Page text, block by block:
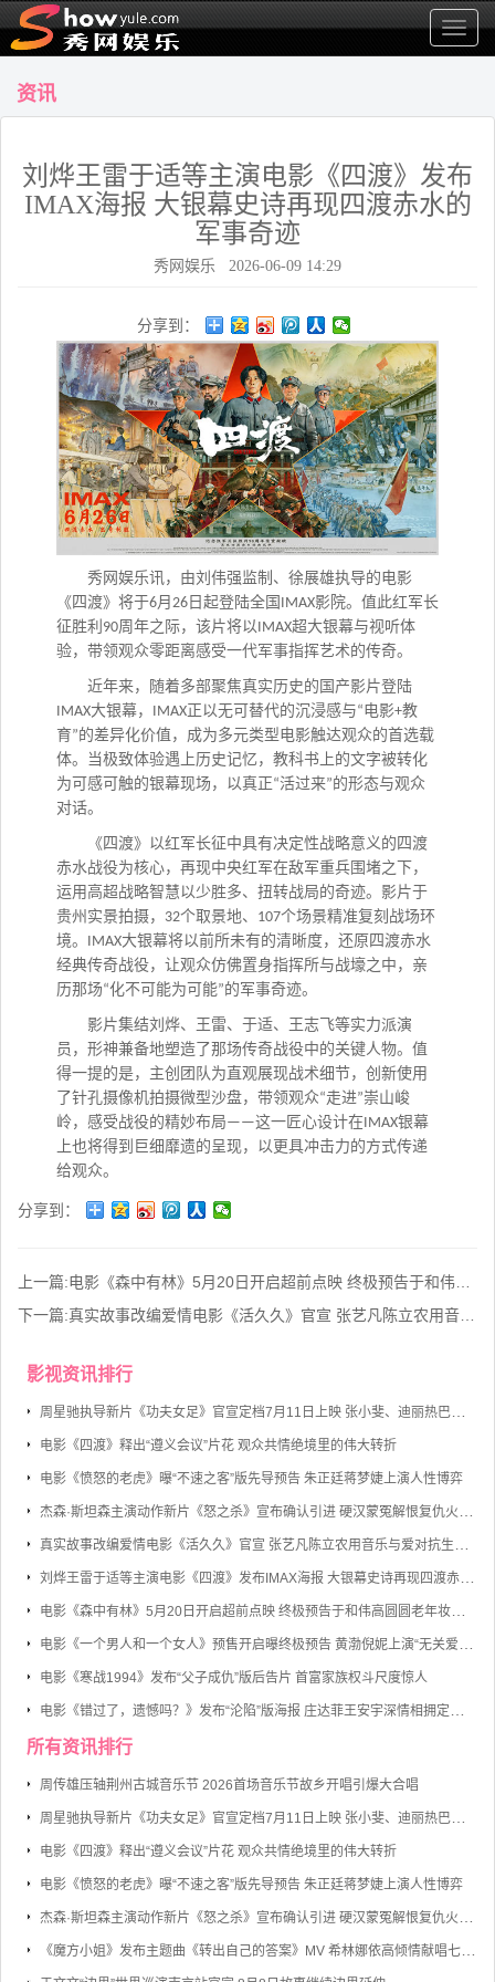
显
示
资讯
刘烨王雷于适等主演电影《四渡》发布
IMAX海报 大银幕史诗再现四渡赤水的
军事奇迹
秀网娱乐 2026-06-09 14:29
分享到：
秀网娱乐讯， 由刘伟强监制、徐展雄执导的电影
《四渡》将于6月 26 日起登陆全国 IMAX影院。值此红军长
征胜利 90周年之际，该片将以IMAX超大银幕与视听体
验，带领观众零距离感受一代军事指挥艺术的传奇。
近年来，随着多部聚焦真实历史的国产影片登陆
IMAX大银幕， IMAX正以无可替代的沉浸感与“电影+教
育”的差异化价值，成为多元类型电影触达观众的首选载
体。当极致体验遇上历史记忆，教科书上的文字被转化
为可感可触的银幕现场，以真正“活过来”的形态与观众
对话。
《四渡》以红军长征中具有决定性战略意义的四渡
赤水战役为核心，再现中央红军在敌军重兵围堵之下，
运用高超战略智慧以少胜多、扭转战局的奇迹。影片于
贵州实景拍摄， 32个取景地、 107个场景精准复刻战场环
境。 IMAX大银幕将以前所未有的清晰度，还原四渡赤水
经典传奇战役，让观众仿佛置身指挥所与战壕之中，亲
历那场“化不可能为可能”的军事奇迹。
影片集结刘烨、王雷、于适、王志飞等实力派演
员，形神兼备地塑造了那场传奇战役中的关键人物。值
得一提的是，主创团队为直观展现战术细节，创新使用
了针孔摄像机拍摄微型沙盘，带领观众“走进”崇山峻
岭，感受战役的精妙布局——这一匠心设计在IMAX银幕
上也将得到巨细靡遗的呈现，以更具冲击力的方式传递
给观众。
分享到：
上一篇:电影《森中有林》5月20日开启超前点映 终极预告于和伟高圆圆老年妆首度曝光
下一篇:真实故事改编爱情电影《活久久》官宣 张艺凡陈立农用音乐与爱对抗生命倒计时
影视资讯排行
周星驰执导新片《功夫女足》官宣定档7月11日上映 张小斐、迪丽热巴、张艺兴领衔主演
电影《四渡》释出“遵义会议”片花 观众共情绝境里的伟大转折
电影《愤怒的老虎》曝“不速之客”版先导预告 朱正廷蒋梦婕上演人性博弈
杰森·斯坦森主演动作新片《怒之杀》宣布确认引进 硬汉蒙冤解恨复仇火力全开
真实故事改编爱情电影《活久久》官宣 张艺凡陈立农用音乐与爱对抗生命倒计时
刘烨王雷于适等主演电影《四渡》发布IMAX海报 大银幕史诗再现四渡赤水的军事奇迹
电影《森中有林》5月20日开启超前点映 终极预告于和伟高圆圆老年妆首度曝光
电影《一个男人和一个女人》预售开启曝终极预告 黄渤倪妮上演“无关爱情的邂逅”
电影《寒战1994》发布“父子成仇”版后告片 首富家族权斗尺度惊人
电影《错过了，遗憾吗？》发布“沦陷”版海报 庄达菲王安宇深情相拥定格心动瞬间
所有资讯排行
周传雄压轴荆州古城音乐节 2026首场音乐节故乡开唱引爆大合唱
周星驰执导新片《功夫女足》官宣定档7月11日上映 张小斐、迪丽热巴、张艺兴领衔主演
电影《四渡》释出“遵义会议”片花 观众共情绝境里的伟大转折
电影《愤怒的老虎》曝“不速之客”版先导预告 朱正廷蒋梦婕上演人性博弈
杰森·斯坦森主演动作新片《怒之杀》宣布确认引进 硬汉蒙冤解恨复仇火力全开
《魔方小姐》发布主题曲《转出自己的答案》MV 希林娜依高倾情献唱七旬奶奶勇敢逐梦